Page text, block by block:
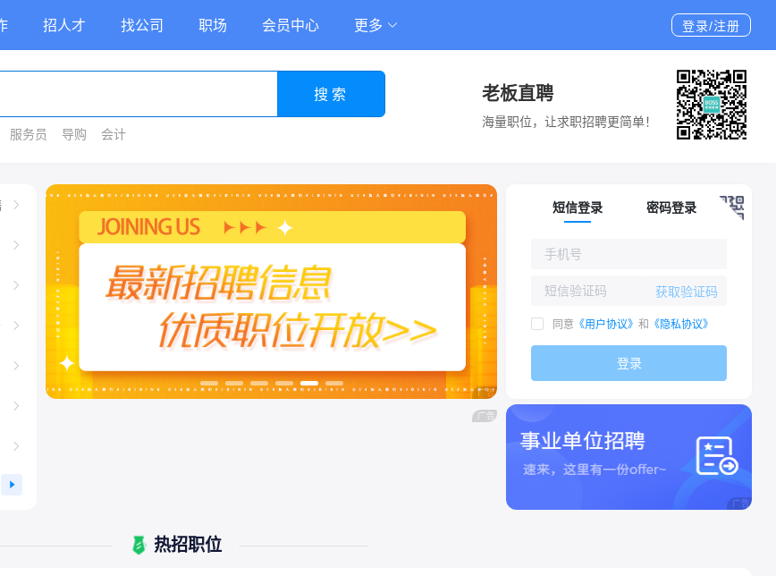
招人才 找公司 职场 会员中心 更多 登录/注册
搜 索
服务员 导购 会计
老板直聘
海量职位，让求职招聘更简单！
短信登录 密码登录
获取验证码
同意 《用户协议》 和 《隐私协议》
登录
热招职位